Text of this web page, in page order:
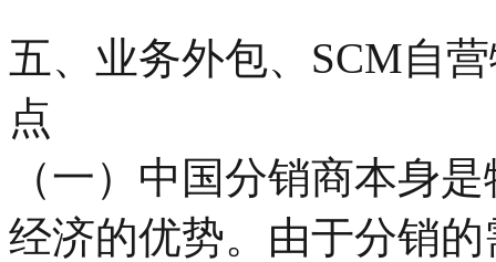
五、业务外包、SCM自
点
（一）中国分销商本身
经济的优势。由于分销